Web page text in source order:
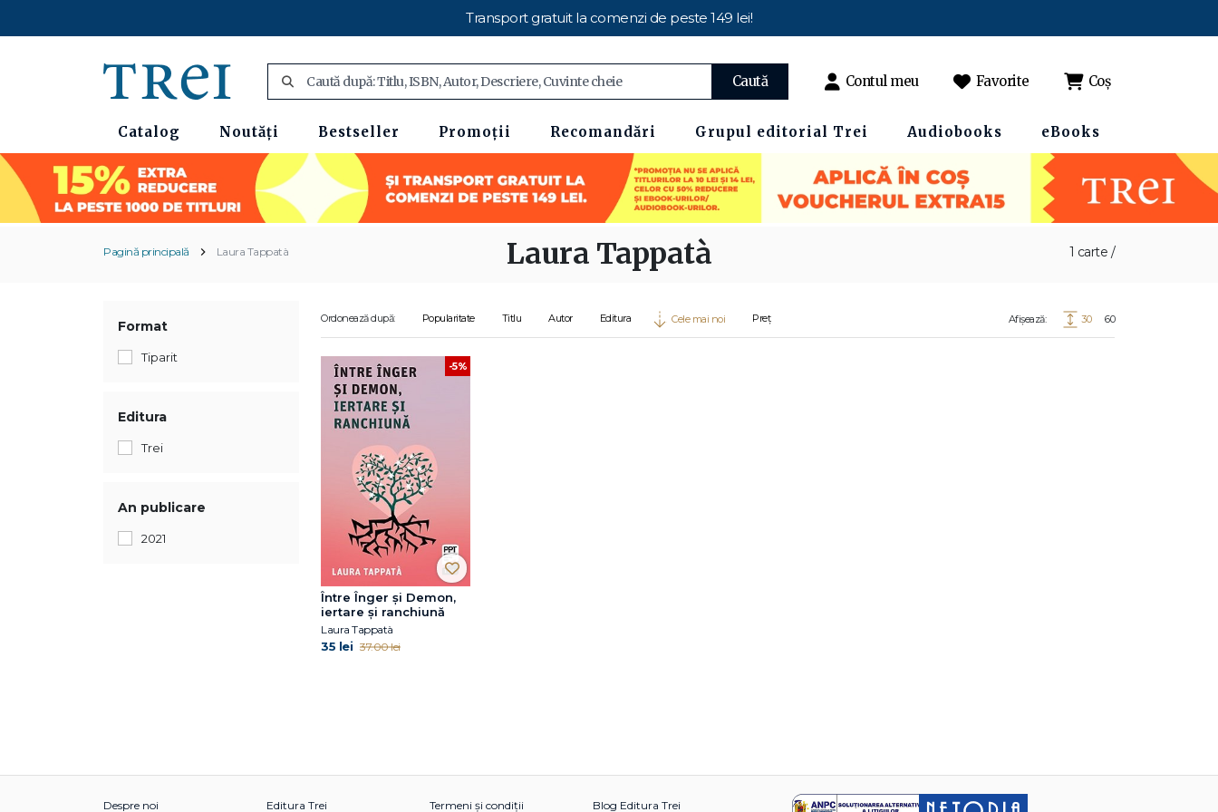
Transport gratuit la comenzi de peste 149 lei!
Caută Contul meu Favorite Coș
Catalog Noutăți Bestseller Promoții Recomandări Grupul editorial Trei Audiobooks eBooks
Pagină principală Laura Tappatà 1 carte /
Laura Tappatà
Format
Tiparit
Editura
Trei
An publicare
2021
Ordonează după: Popularitate Titlu Autor Editura Cele mai noi Preț Afișează: 30 60
-5%
Între Înger și Demon,
iertare și ranchiună
Laura Tappatà
35 lei 37.00 lei
Despre noi Editura Trei Termeni și condiții Blog Editura Trei